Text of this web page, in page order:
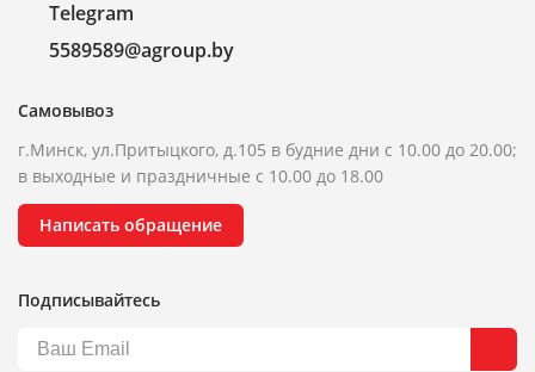
Telegram
5589589@agroup.by
Самовывоз
г.Минск, ул.Притыцкого, д.105 в будние дни с 10.00 до 20.00;
в выходные и праздничные с 10.00 до 18.00
Написать обращение
Подписывайтесь